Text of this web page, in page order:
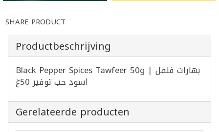
SHARE PRODUCT
Productbeschrijving
Black Pepper Spices Tawfeer 50g | بهارات فلفل
اسود حب توفير 50غ
Gerelateerde producten